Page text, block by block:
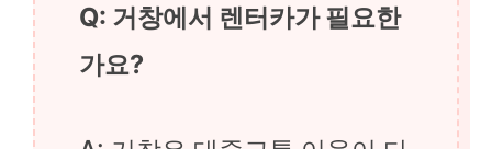
Q: 거창에서 렌터카가 필요한
가요?